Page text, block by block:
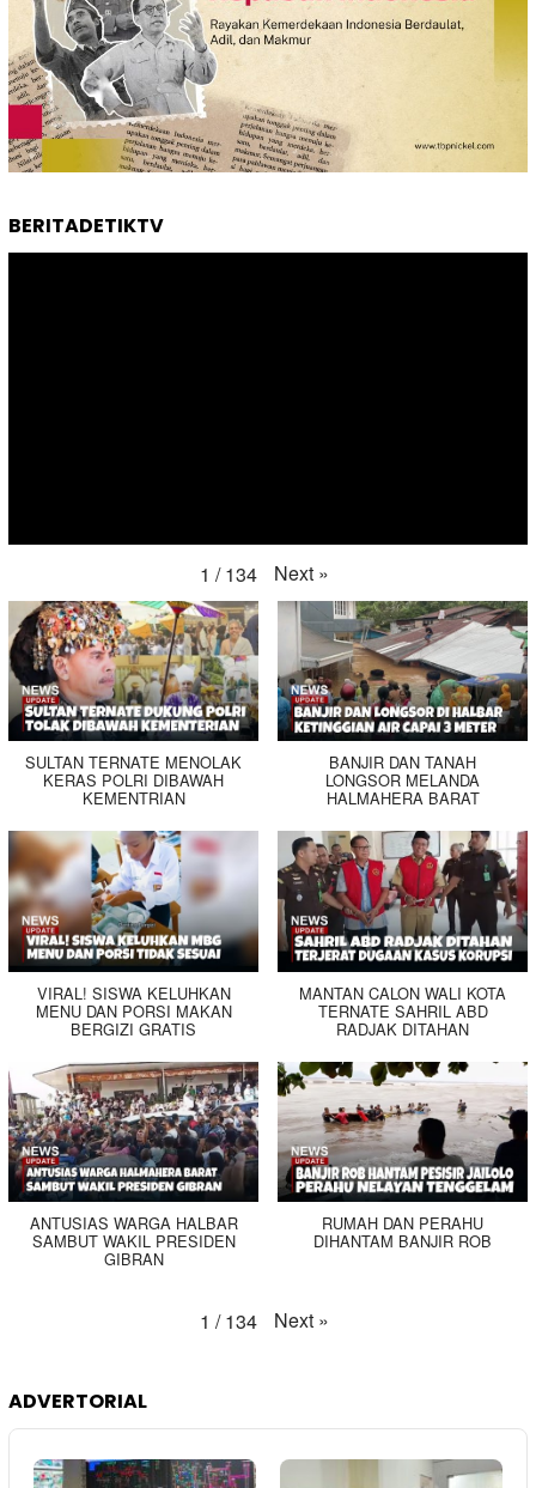
BERITADETIKTV
1 / 134 Next »
SULTAN TERNATE MENOLAK
KERAS POLRI DIBAWAH
KEMENTRIAN
BANJIR DAN TANAH
LONGSOR MELANDA
HALMAHERA BARAT
VIRAL! SISWA KELUHKAN
MENU DAN PORSI MAKAN
BERGIZI GRATIS
MANTAN CALON WALI KOTA
TERNATE SAHRIL ABD
RADJAK DITAHAN
ANTUSIAS WARGA HALBAR
SAMBUT WAKIL PRESIDEN
GIBRAN
RUMAH DAN PERAHU
DIHANTAM BANJIR ROB
1 / 134 Next »
ADVERTORIAL